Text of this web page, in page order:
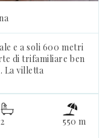
e a soli 600 metri
di trifamiliare ben
La villetta
2 550 m